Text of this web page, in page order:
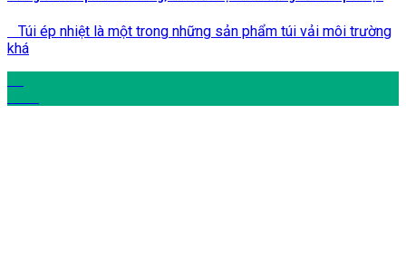
Túi ép nhiệt là một trong những sản phẩm túi vải môi trường
khá